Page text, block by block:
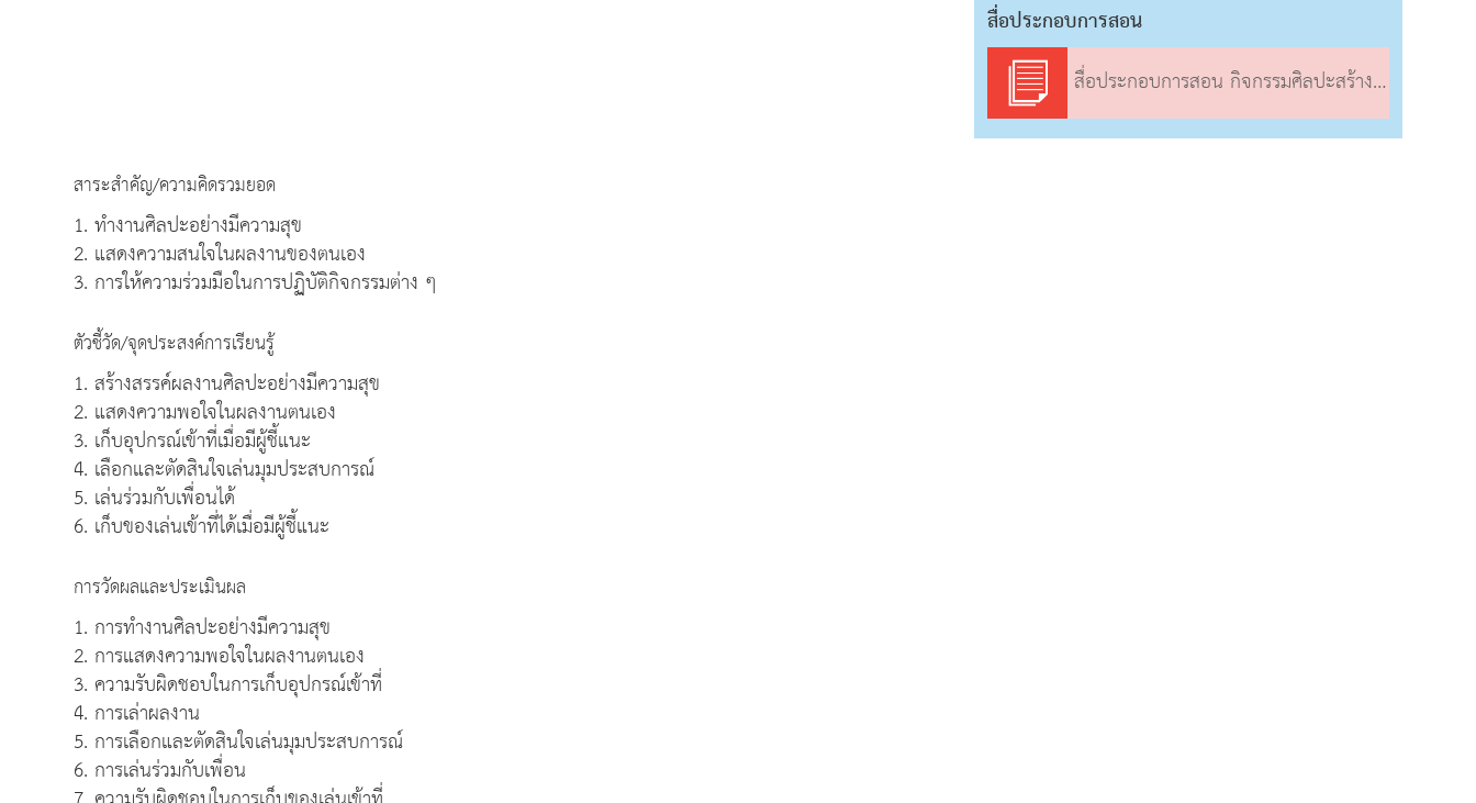
สาระสำคัญ/ความคิดรวมยอด
1. ทำงานศิลปะอย่างมีความสุข
2. แสดงความสนใจในผลงานของตนเอง
3. การให้ความร่วมมือในการปฏิบัติกิจกรรมต่าง ๆ
ตัวชี้วัด/จุดประสงค์การเรียนรู้
1. สร้างสรรค์ผลงานศิลปะอย่างมีความสุข
2. แสดงความพอใจในผลงานตนเอง
3. เก็บอุปกรณ์เข้าที่เมื่อมีผู้ชี้แนะ
4. เลือกและตัดสินใจเล่นมุมประสบการณ์
5. เล่นร่วมกับเพื่อนได้
6. เก็บของเล่นเข้าที่ได้เมื่อมีผู้ชี้แนะ
การวัดผลและประเมินผล
1. การทำงานศิลปะอย่างมีความสุข
2. การแสดงความพอใจในผลงานตนเอง
3. ความรับผิดชอบในการเก็บอุปกรณ์เข้าที่
4. การเล่าผลงาน
5. การเลือกและตัดสินใจเล่นมุมประสบการณ์
6. การเล่นร่วมกับเพื่อน
สื่อประกอบการสอน
สื่อประกอบการสอน กิจกรรมศิลปะสร้างสรรค์/กิจกรรมเล่นตามมุม